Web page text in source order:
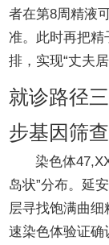
者在第8周精液
准。此时再把精
排，实现“丈夫
就诊路径
步基因筛查
染色体
岛状”分布。延
层寻找饱满曲
速染色体验证确